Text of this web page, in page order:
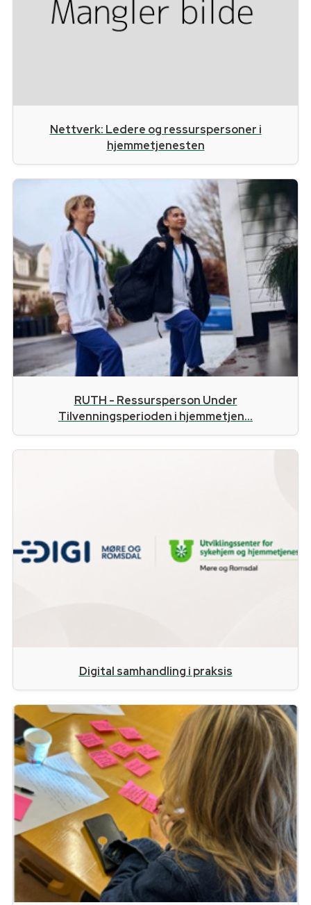
Nettverk: Ledere og ressurspersoner i
hjemmetjenesten
RUTH - Ressursperson Under
Tilvenningsperioden i hjemmetjen...
Digital samhandling i praksis